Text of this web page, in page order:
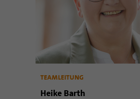
teamleitung
Heike Barth